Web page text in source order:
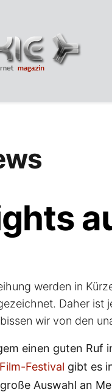
werden in
Daher ist
wir von den
einen guten Ruf
Festival gibt es
Auswahl an